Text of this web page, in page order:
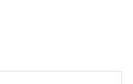
Facebook